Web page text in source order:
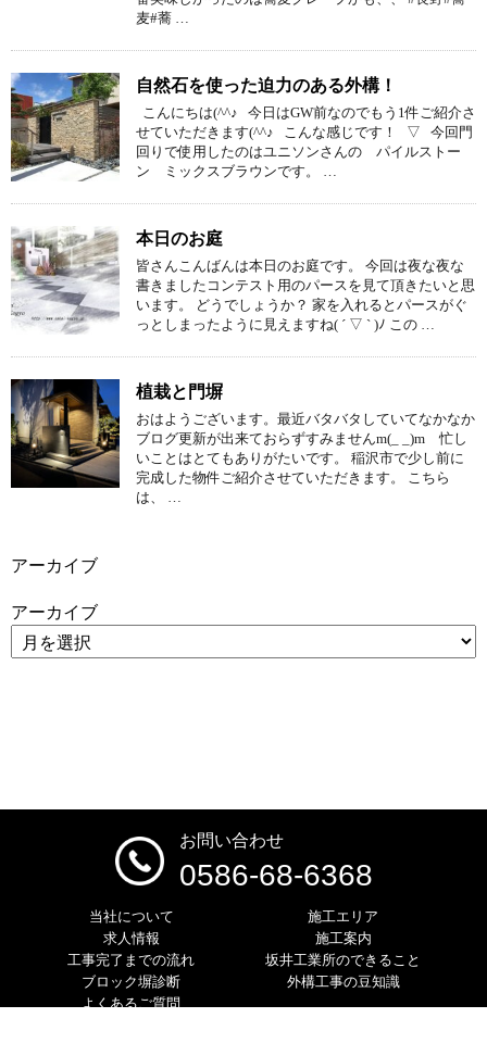
麦#蕎 …
自然石を使った迫力のある外構！
こんにちは(^^♪ 今日はGW前なのでもう1件ご紹介さ
せていただきます(^^♪ こんな感じです！ ▽ 今回門
回りで使用したのはユニソンさんの パイルストー
ン ミックスブラウンです。 …
本日のお庭
皆さんこんばんは本日のお庭です。 今回は夜な夜な
書きましたコンテスト用のパースを見て頂きたいと思
います。 どうでしょうか？ 家を入れるとパースがぐ
っとしまったように見えますね( ´ ▽ ` )ﾉ この …
植栽と門塀
おはようございます。最近バタバタしていてなかなか
ブログ更新が出来ておらずすみませんm(_ _)m 忙し
いことはとてもありがたいです。 稲沢市で少し前に
完成した物件ご紹介させていただきます。 こちら
は、 …
アーカイブ
アーカイブ
お問い合わせ
0586-68-6368
当社について
施工エリア
求人情報
施工案内
工事完了までの流れ
坂井工業所のできること
ブロック塀診断
外構工事の豆知識
よくあるご質問